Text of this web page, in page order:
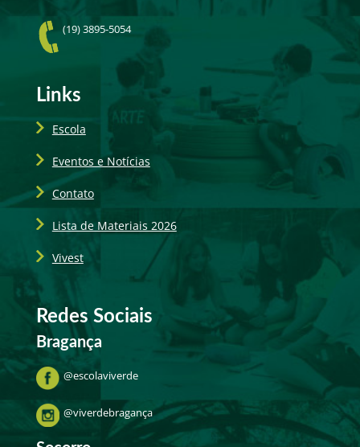
(19) 3895-5054
Links
Escola
Eventos e Notícias
Contato
Lista de Materiais 2026
Vivest
Redes Sociais
Bragança
@escolaviverde
@viverdebragança